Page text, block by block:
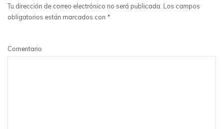
Tu dirección de correo electrónico no será publicada. Los campos
obligatorios están marcados con *
Comentario